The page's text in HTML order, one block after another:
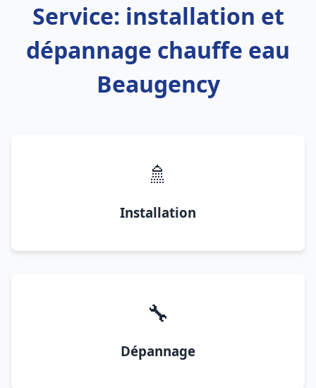
Service: installation et
dépannage chauffe eau
Beaugency
🚿
Installation
🔧
Dépannage